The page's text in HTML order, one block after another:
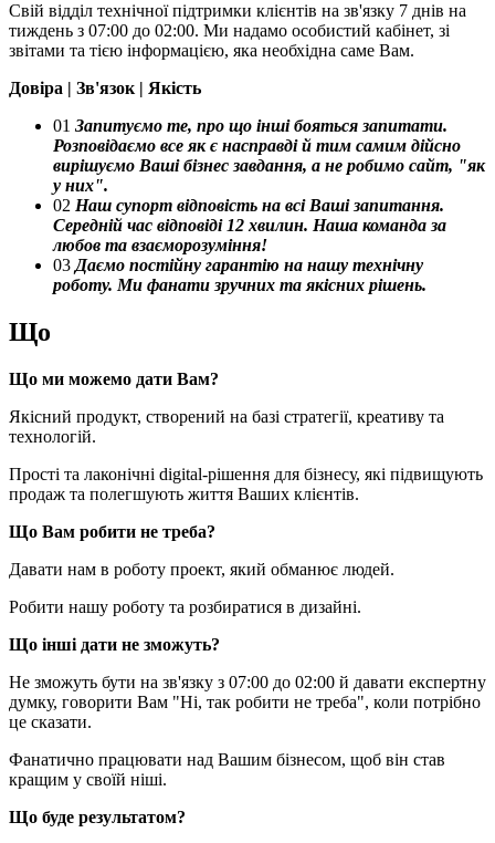
Свій відділ технічної підтримки клієнтів на зв'язку 7 днів на
тиждень з 07:00 до 02:00. Ми надамо особистий кабінет, зі
звітами та тією інформацією, яка необхідна саме Вам.
Довіра | Зв'язок | Якість
01 Запитуємо те, про що інші бояться запитати.
Розповідаємо все як є насправді й тим самим дійсно
вирішуємо Ваші бізнес завдання, а не робимо сайт, "як
у них".
02 Наш супорт відповість на всі Ваші запитання.
Середній час відповіді 12 хвилин. Наша команда за
любов та взаєморозуміння!
03 Даємо постійну гарантію на нашу технічну
роботу. Ми фанати зручних та якісних рішень.
Що
Що ми можемо дати Вам?
Якісний продукт, створений на базі стратегії, креативу та
технологій.
Прості та лаконічні digital-рішення для бізнесу, які підвищують
продаж та полегшують життя Ваших клієнтів.
Що Вам робити не треба?
Давати нам в роботу проект, який обманює людей.
Робити нашу роботу та розбиратися в дизайні.
Що інші дати не зможуть?
Не зможуть бути на зв'язку з 07:00 до 02:00 й давати експертну
думку, говорити Вам "Ні, так робити не треба", коли потрібно
це сказати.
Фанатично працювати над Вашим бізнесом, щоб він став
кращим у своїй ніші.
Що буде результатом?